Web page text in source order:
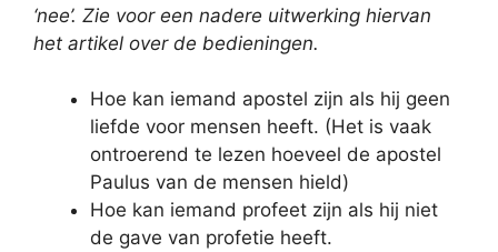
‘nee’. Zie voor een nadere uitwerking hiervan
het artikel over de bedieningen.
Hoe kan iemand apostel zijn als hij geen
liefde voor mensen heeft. (Het is vaak
ontroerend te lezen hoeveel de apostel
Paulus van de mensen hield)
Hoe kan iemand profeet zijn als hij niet
de gave van profetie heeft.